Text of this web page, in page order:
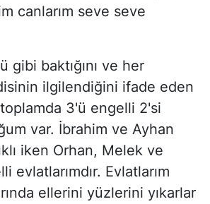
canlarım seve seve
gibi baktığını ve her
ilgilendiğini ifade eden
3'ü engelli 2'si
var. İbrahim ve Ayhan
iken Orhan, Melek ve
evlatlarımdır. Evlatlarım
ellerini yüzlerini yıkarlar